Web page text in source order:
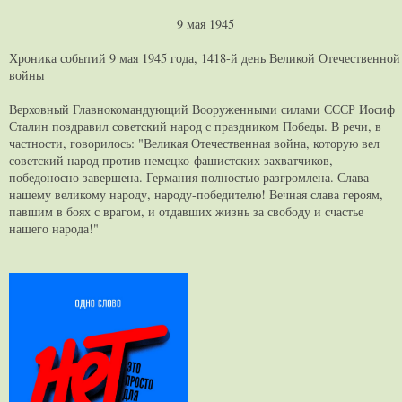
9 мая 1945
Хроника событий 9 мая 1945 года, 1418-й день Великой Отечественной
войны
Верховный Главнокомандующий Вооруженными силами СССР Иосиф
Сталин поздравил советский народ с праздником Победы. В речи, в
частности, говорилось: "Великая Отечественная война, которую вел
советский народ против немецко-фашистских захватчиков,
победоносно завершена. Германия полностью разгромлена. Слава
нашему великому народу, народу-победителю! Вечная слава героям,
павшим в боях с врагом, и отдавших жизнь за свободу и счастье
нашего народа!"